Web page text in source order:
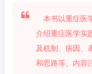
本书以重症医
介绍重症医学实
及机制、病因、
和思路等。内容